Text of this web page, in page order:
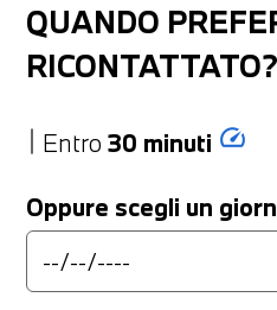
QUANDO
RICONTATTATO?
Entro 30 minuti speed
Oppure scegli un